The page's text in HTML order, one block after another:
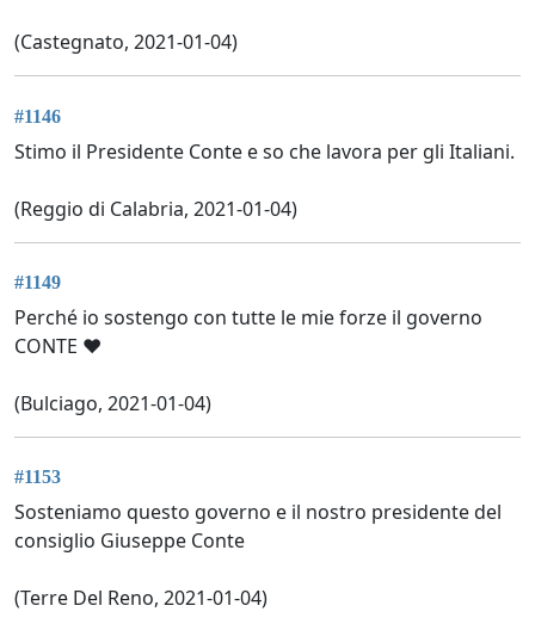
(Castegnato, 2021-01-04)
#1146
Stimo il Presidente Conte e so che lavora per gli Italiani.
(Reggio di Calabria, 2021-01-04)
#1149
Perché io sostengo con tutte le mie forze il governo
CONTE ❤️
(Bulciago, 2021-01-04)
#1153
Sosteniamo questo governo e il nostro presidente del
consiglio Giuseppe Conte
(Terre Del Reno, 2021-01-04)